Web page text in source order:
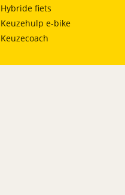
Hybride fiets
Keuzehulp e-bike
Keuzecoach